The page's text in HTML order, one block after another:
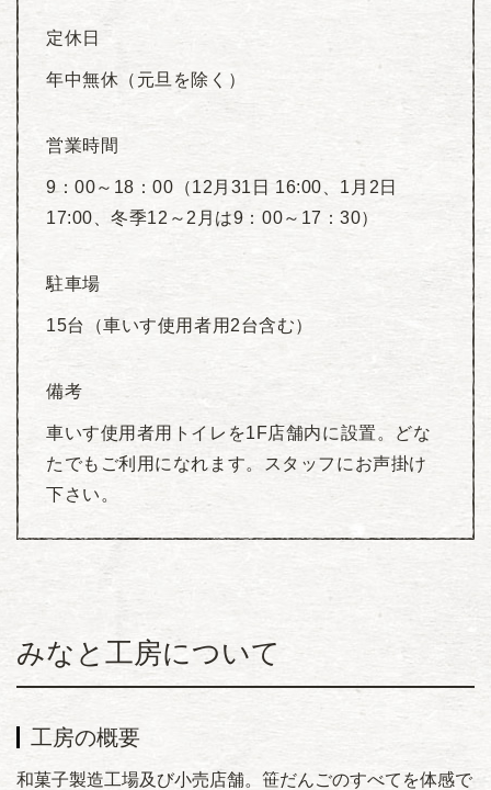
定休日
年中無休（元旦を除く）
営業時間
9：00～18：00（12月31日 16:00、1月2日
17:00、冬季12～2月は9：00～17：30）
駐車場
15台（車いす使用者用2台含む）
備考
車いす使用者用トイレを1F店舗内に設置。どな
たでもご利用になれます。スタッフにお声掛け
下さい。
みなと工房について
工房の概要
和菓子製造工場及び小売店舗。笹だんごのすべてを体感で